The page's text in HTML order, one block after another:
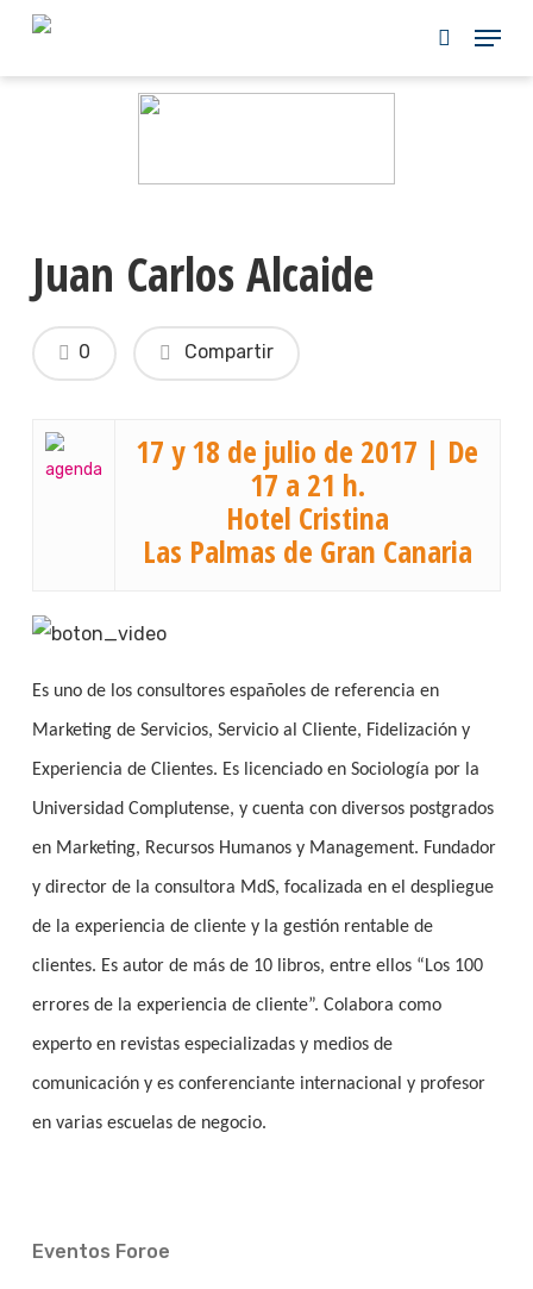
Skip
Juan Carlos Alcaide
Compartir
0
17 y 18 de julio de 2017 | De
17 a 21 h.
Hotel Cristina
Las Palmas de Gran Canaria
Es uno de los consultores españoles de referencia en
Marketing de Servicios, Servicio al Cliente, Fidelización y
Experiencia de Clientes. Es licenciado en Sociología por la
Universidad Complutense, y cuenta con diversos postgrados
en Marketing, Recursos Humanos y Management. Fundador
y director de la consultora MdS, focalizada en el despliegue
de la experiencia de cliente y la gestión rentable de
clientes. Es autor de más de 10 libros, entre ellos “Los 100
errores de la experiencia de cliente”. Colabora como
experto en revistas especializadas y medios de
comunicación y es conferenciante internacional y profesor
en varias escuelas de negocio.
Eventos Foroe